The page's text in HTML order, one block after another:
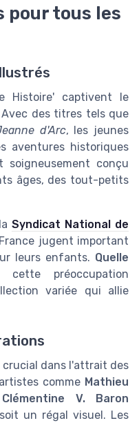
pour tous les
Histoire' captivent le
des titres tels que
d'Arc, les jeunes
aventures historiques
soigneusement conçu
âges, des tout-petits
Syndicat National de
jugent important
leurs enfants. Quelle
préoccupation
variée qui allie
dans l'attrait des
comme Mathieu
Clémentine V. Baron
un régal visuel. Les